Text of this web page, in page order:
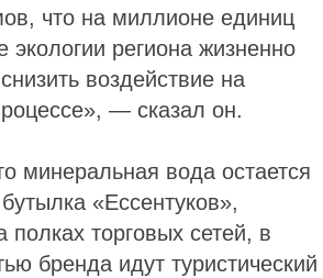
что на миллионе единиц
региона жизненно
воздействие на
— сказал он.
минеральная вода остается
«Ессентуков»,
торговых сетей, в
бренда идут туристический